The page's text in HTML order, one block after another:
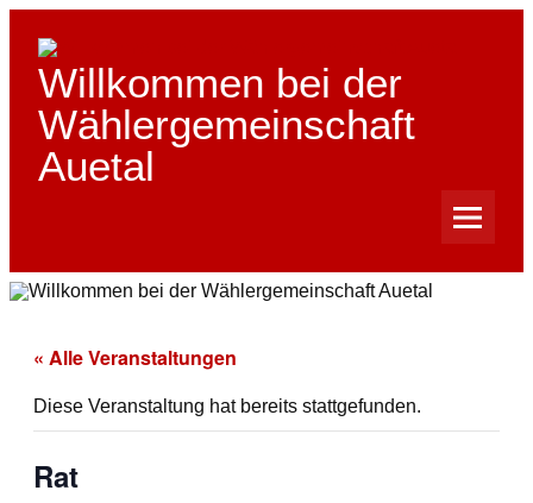
Skip
content
Willkommen bei der
Wählergemeinschaft
Auetal
« Alle Veranstaltungen
Diese Veranstaltung hat bereits stattgefunden.
Rat